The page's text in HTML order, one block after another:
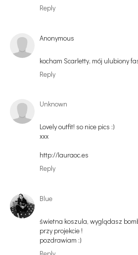
Reply
Anonymous
kocham Scarletty, mój ulubiony
Reply
Unknown
Lovely outfit! so nice pics :)
xxx
http://lauraoc.es
Reply
Blue
świetna koszula, wyglądasz
przy projekcie !
pozdrawiam :)